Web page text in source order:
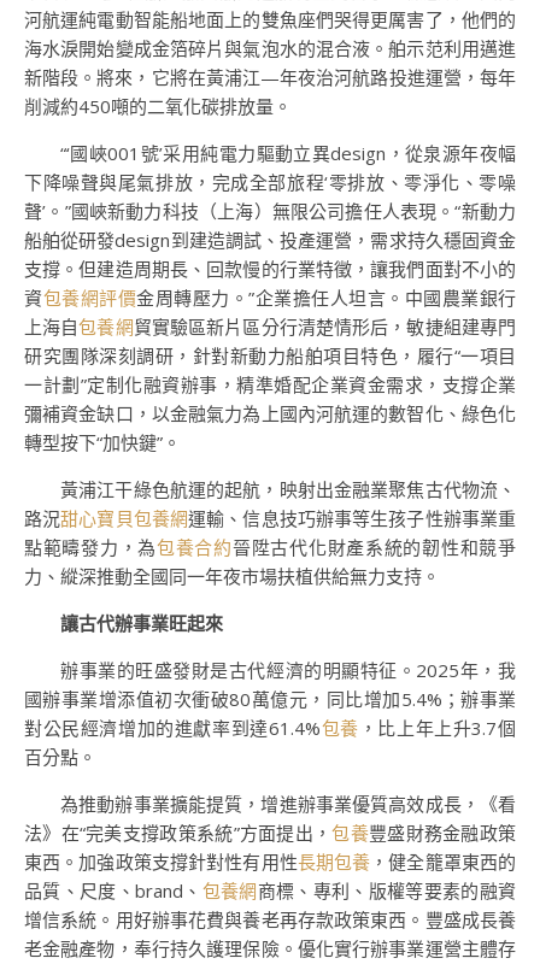
河航運純電動智能船地面上的雙魚座們哭得更厲害了，他們的
海水淚開始變成金箔碎片與氣泡水的混合液。舶示范利用邁進
新階段。將來，它將在黃浦江—年夜治河航路投進運營，每年
削減約450噸的二氧化碳排放量。
“‘國峽001號’采用純電力驅動立異design，從泉源年夜幅
下降噪聲與尾氣排放，完成全部旅程‘零排放、零淨化、零噪
聲’。”國峽新動力科技（上海）無限公司擔任人表現。“新動力
船舶從研發design到建造調試、投產運營，需求持久穩固資金
支撐。但建造周期長、回款慢的行業特徵，讓我們面對不小的
資包養網評價金周轉壓力。”企業擔任人坦言。中國農業銀行
上海自包養網貿實驗區新片區分行清楚情形后，敏捷組建專門
研究團隊深刻調研，針對新動力船舶項目特色，履行“一項目
一計劃”定制化融資辦事，精準婚配企業資金需求，支撐企業
彌補資金缺口，以金融氣力為上國內河航運的數智化、綠色化
轉型按下“加快鍵”。
黃浦江干綠色航運的起航，映射出金融業聚焦古代物流、
路況甜心寶貝包養網運輸、信息技巧辦事等生孩子性辦事業重
點範疇發力，為包養合約晉陞古代化財產系統的韌性和競爭
力、縱深推動全國同一年夜市場扶植供給無力支持。
讓古代辦事業旺起來
辦事業的旺盛發財是古代經濟的明顯特征。2025年，我
國辦事業增添值初次衝破80萬億元，同比增加5.4%；辦事業
對公民經濟增加的進獻率到達61.4%包養 ，比上年上升3.7個
百分點。
為推動辦事業擴能提質，增進辦事業優質高效成長，《看
法》在“完美支撐政策系統”方面提出，包養豐盛財務金融政策
東西。加強政策支撐針對性有用性長期包養 ，健全籠罩東西的
品質、尺度、brand、 包養網商標、專利、版權等要素的融資
增信系統。用好辦事花費與養老再存款政策東西。豐盛成長養
老金融產物，奉行持久護理保險。優化實行辦事業運營主體存